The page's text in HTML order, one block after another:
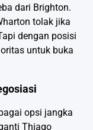
dari Brighton.
tolak jika
dengan posisi
untuk buka
opsi jangka
Thiago